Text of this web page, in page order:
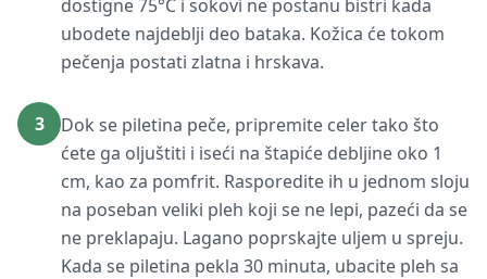
dostigne 75°C i sokovi ne postanu bistri kada
ubodete najdeblji deo bataka. Kožica će tokom
pečenja postati zlatna i hrskava.
3
Dok se piletina peče, pripremite celer tako što
ćete ga oljuštiti i iseći na štapiće debljine oko 1
cm, kao za pomfrit. Rasporedite ih u jednom sloju
na poseban veliki pleh koji se ne lepi, pazeći da se
ne preklapaju. Lagano poprskajte uljem u spreju.
Kada se piletina pekla 30 minuta, ubacite pleh sa